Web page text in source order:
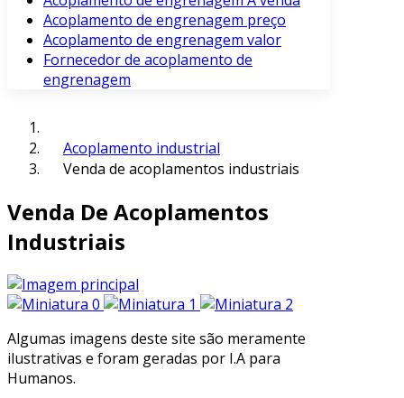
Acoplamento de engrenagem preço
Acoplamento de engrenagem valor
Fornecedor de acoplamento de
engrenagem
Acoplamento industrial
Venda de acoplamentos industriais
Venda De Acoplamentos
Industriais
Algumas imagens deste site são meramente
ilustrativas e foram geradas por I.A para
Humanos.